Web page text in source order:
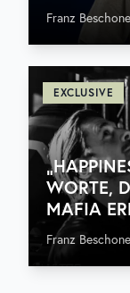
Franz
EXCLUSIVE
WORTE,
MAFIA
Franz